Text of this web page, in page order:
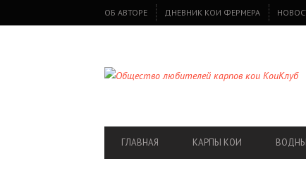
SECONDARY
NAVIGATION
ОБ АВТОРЕ ДНЕВНИК КОИ ФЕРМЕРА
PRIMARY
NAVIGATION
ГЛАВНАЯ КАРПЫ КОИ